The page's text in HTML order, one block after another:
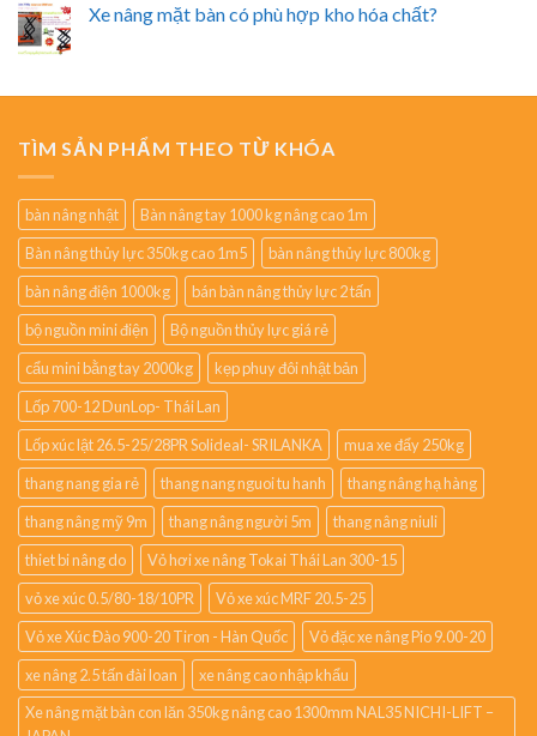
Xe nâng mặt bàn có phù hợp kho hóa chất?
TÌM SẢN PHẨM THEO TỪ KHÓA
bàn nâng nhật
Bàn nâng tay 1000 kg nâng cao 1m
Bàn nâng thủy lực 350kg cao 1m5
bàn nâng thủy lực 800kg
bàn nâng điện 1000kg
bán bàn nâng thủy lực 2 tấn
bộ nguồn mini điện
Bộ nguồn thủy lực giá rẻ
cẩu mini bằng tay 2000kg
kẹp phuy đôi nhật bản
Lốp 700-12 DunLop- Thái Lan
Lốp xúc lật 26.5-25/28PR Solideal- SRILANKA
mua xe đẩy 250kg
thang nang gia rẻ
thang nang nguoi tu hanh
thang nâng hạ hàng
thang nâng mỹ 9m
thang nâng người 5m
thang nâng niuli
thiet bi nâng do
Vỏ hơi xe nâng Tokai Thái Lan 300-15
vỏ xe xúc 0.5/80-18/10PR
Vỏ xe xúc MRF 20.5-25
Vỏ xe Xúc Đào 900-20 Tiron - Hàn Quốc
Vỏ đặc xe nâng Pio 9.00-20
xe nâng 2.5 tấn đài loan
xe nâng cao nhập khẩu
Xe nâng mặt bàn con lăn 350kg nâng cao 1300mm NAL35 NICHI-LIFT –